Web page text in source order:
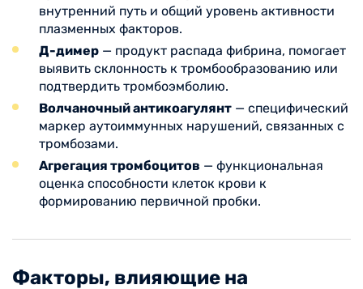
внутренний путь и общий уровень активности
плазменных факторов.
Д-димер — продукт распада фибрина, помогает
выявить склонность к тромбообразованию или
подтвердить тромбоэмболию.
Волчаночный антикоагулянт — специфический
маркер аутоиммунных нарушений, связанных с
тромбозами.
Агрегация тромбоцитов — функциональная
оценка способности клеток крови к
формированию первичной пробки.
Факторы, влияющие на